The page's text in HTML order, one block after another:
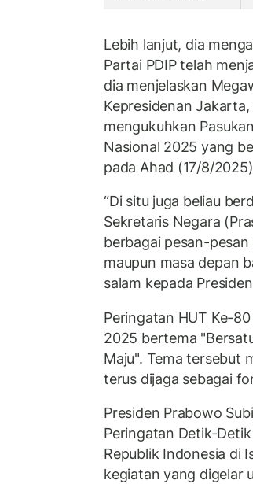
Lebih lanjut, dia
Partai PDIP telah
dia menjelaskan
Kepresidenan
mengukuhkan
Nasional 2025 yang
pada Ahad (17/8/
“Di situ juga beliau
Sekretaris Negara
berbagai pesan-
maupun masa depan
salam kepada
Peringatan HUT Ke-
2025 bertema
Maju". Tema tersebut
terus dijaga sebagai
Presiden Prabowo
Peringatan Detik-
Republik Indonesia di
kegiatan yang digelar